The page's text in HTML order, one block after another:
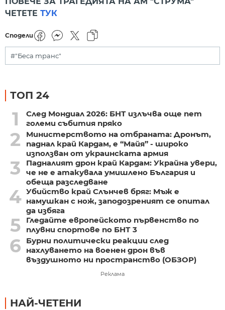
ЧЕТЕТЕ ТУК
Сподели
#"Беса транс"
ТОП 24
1
След Мондиал 2026: БНТ излъчва още пет
големи събития пряко
2
Министерството на отбраната: Дронът,
паднал край Кардам, е “Майя” - широко
използван от украинската армия
3
Падналият дрон край Кардам: Украйна увери,
че не е атакувала умишлено България и
обеща разследване
4 Убийство край Слънчев бряг: Мъж е
намушкан с нож, заподозреният се опитал
да избяга
5
Гледайте европейското първенство по
плувни спортове по БНТ 3
6
Бурни политически реакции след
нахлуването на военен дрон във
въздушното ни пространство (ОБЗОР)
Реклама
НАЙ-ЧЕТЕНИ